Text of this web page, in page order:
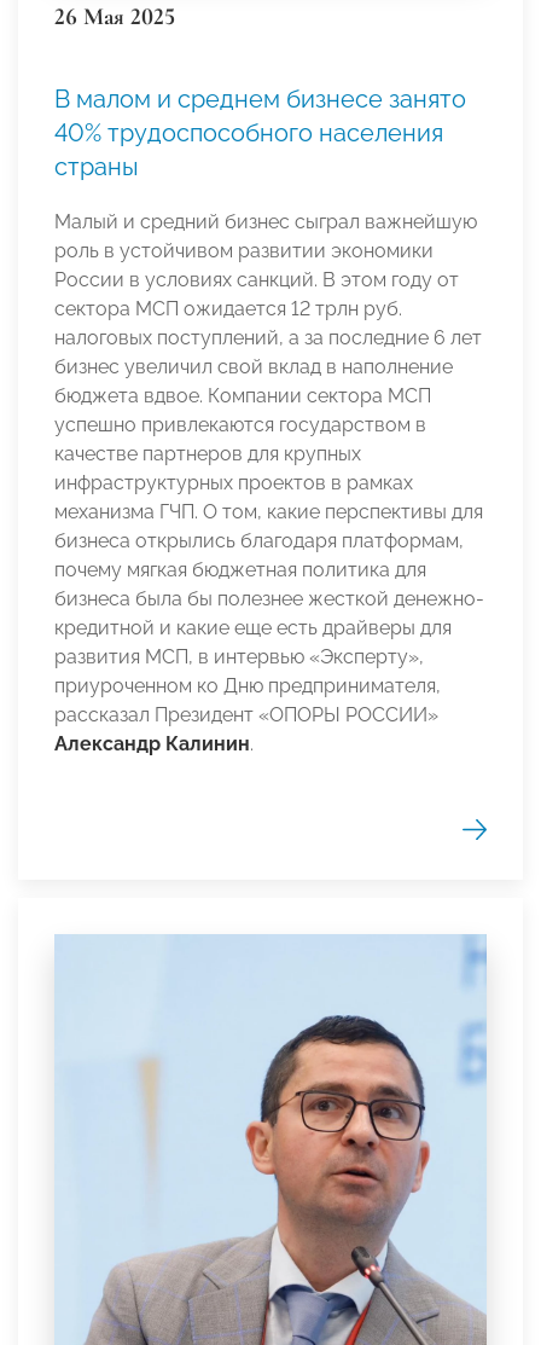
26 Мая 2025
В малом и среднем бизнесе занято
40% трудоспособного населения
страны
Малый и средний бизнес сыграл важнейшую
роль в устойчивом развитии экономики
России в условиях санкций. В этом году от
сектора МСП ожидается 12 трлн руб.
налоговых поступлений, а за последние 6 лет
бизнес увеличил свой вклад в наполнение
бюджета вдвое. Компании сектора МСП
успешно привлекаются государством в
качестве партнеров для крупных
инфраструктурных проектов в рамках
механизма ГЧП. О том, какие перспективы для
бизнеса открылись благодаря платформам,
почему мягкая бюджетная политика для
бизнеса была бы полезнее жесткой денежно-
кредитной и какие еще есть драйверы для
развития МСП, в интервью «Эксперту»,
приуроченном ко Дню предпринимателя,
рассказал Президент «ОПОРЫ РОССИИ»
Александр Калинин.